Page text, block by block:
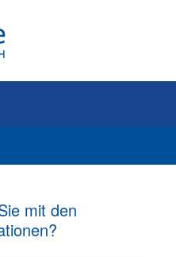
mit den